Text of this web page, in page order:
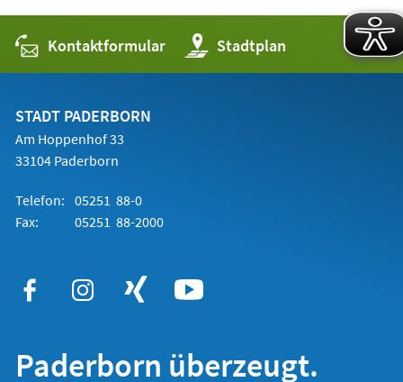
Kontaktformular Stadtplan
(Öffnet
in
einem
STADT PADERBORN
Am Hoppenhof 33
33104 Paderborn
Telefon: 05251 88-0
Fax:
05251 88-2000
Paderborn überzeugt.